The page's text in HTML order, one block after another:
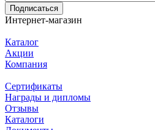
Подписаться
Интернет-магазин
Каталог
Акции
Компания
Сертификаты
Награды и дипломы
Отзывы
Каталоги